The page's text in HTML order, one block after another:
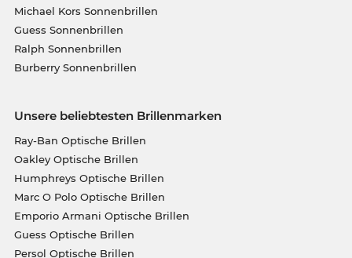
Michael Kors Sonnenbrillen
Guess Sonnenbrillen
Ralph Sonnenbrillen
Burberry Sonnenbrillen
Unsere beliebtesten Brillenmarken
Ray-Ban Optische Brillen
Oakley Optische Brillen
Humphreys Optische Brillen
Marc O Polo Optische Brillen
Emporio Armani Optische Brillen
Guess Optische Brillen
Persol Optische Brillen